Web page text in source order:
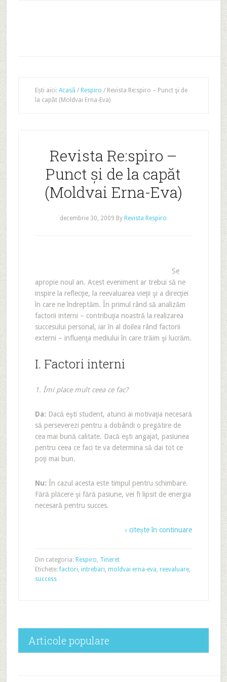
Ești aici: Acasă / Respiro /Revista Re:spiro – Punct şi de
la capăt (Moldvai Erna-Eva)
Revista Re:spiro –
Punct şi de la capăt
(Moldvai Erna-Eva)
decembrie 30, 2009 By Revista Respiro
Se
apropie noul an. Acest eveniment ar trebui să ne
inspire la reflecţie, la reevaluarea vieţii şi a direcţiei
în care ne îndreptăm. În primul rând să analizăm
factorii interni – contribuţia noastră la realizarea
succesului personal, iar în al doilea rând factorii
externi – influenţa mediului în care trăim şi lucrăm.
I. Factori interni
1. Îmi place mult ceea ce fac?
Da: Dacă eşti student, atunci ai motivaţia necesară
să perseverezi pentru a dobândi o pregătire de
cea mai bună calitate. Dacă eşti angajat, pasiunea
pentru ceea ce faci te va determina să dai tot ce
poţi mai bun.
Nu: În cazul acesta este timpul pentru schimbare.
Fără plăcere şi fără pasiune, vei fi lipsit de energia
necesară pentru succes.
› citește în continuare
Din categoria: Respiro, Tineret
Etichete:factori, intrebari, moldvai erna-eva, reevaluare,
success
Articole populare